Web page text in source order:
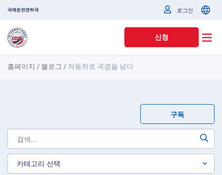
국제운전면허국 로그인
신청
홈페이지 / 블로그 / 자동차로 국경을 넘다
구독